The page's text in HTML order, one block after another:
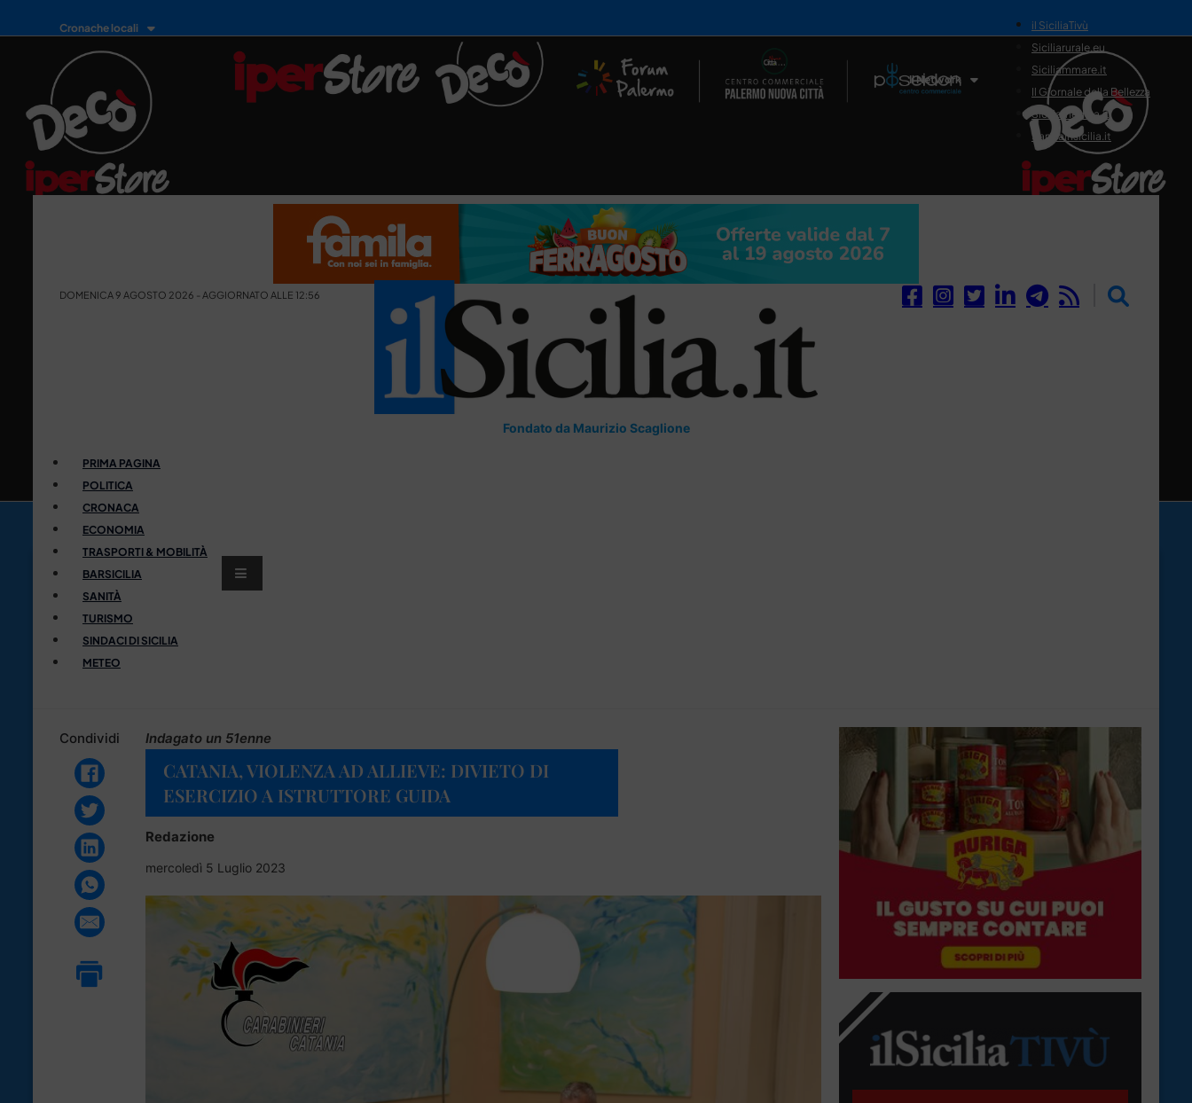
Cronache locali
Il Network
il SiciliaTivù
Siciliarurale.eu
Siciliammare.it
Il Giornale della Bellezza
Siciliamedica.it
Sanitainsicilia.it
DOMENICA 9 AGOSTO 2026 - AGGIORNATO ALLE 12:56
Fondato da Maurizio Scaglione
PRIMA PAGINA
POLITICA
CRONACA
ECONOMIA
TRASPORTI & MOBILITÀ
BARSICILIA
SANITÀ
TURISMO
SINDACI DI SICILIA
METEO
Condividi Indagato un 51enne
CATANIA, VIOLENZA AD ALLIEVE: DIVIETO DI
ESERCIZIO A ISTRUTTORE GUIDA
Redazione
mercoledì 5 Luglio 2023